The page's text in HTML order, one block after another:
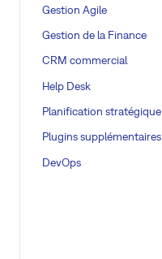
Gestion Agile
Gestion de la Finance
CRM commercial
Help Desk
Planification stratégique
Plugins supplémentaires
DevOps